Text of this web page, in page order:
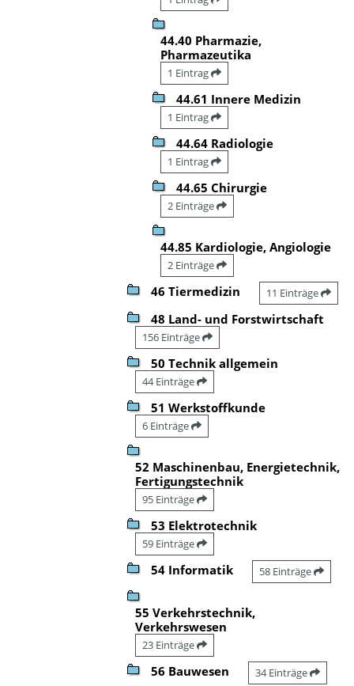
44.40 Pharmazie,
Pharmazeutika
1 Eintrag
44.61 Innere Medizin
1 Eintrag
44.64 Radiologie
1 Eintrag
44.65 Chirurgie
2 Einträge
44.85 Kardiologie, Angiologie
2 Einträge
46 Tiermedizin 11 Einträge
48 Land- und Forstwirtschaft
156 Einträge
50 Technik allgemein
44 Einträge
51 Werkstoffkunde
6 Einträge
52 Maschinenbau, Energietechnik,
Fertigungstechnik
95 Einträge
53 Elektrotechnik
59 Einträge
54 Informatik 58 Einträge
55 Verkehrstechnik,
Verkehrswesen
23 Einträge
56 Bauwesen 34 Einträge